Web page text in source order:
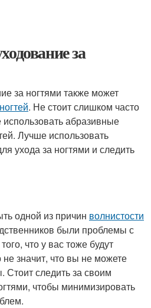
за
за ногтями также может
. Не стоит слишком часто
использовать абразивные
Лучше использовать
ухода за ногтями и следить
одной из причин волнистости
были проблемы с
что у вас тоже будут
значит, что вы не можете
Стоит следить за своим
чтобы минимизировать